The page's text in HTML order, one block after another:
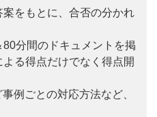
をもとに、合否の分かれ
分間のドキュメントを掲
る得点だけでなく得点開
例ごとの対応方法など、